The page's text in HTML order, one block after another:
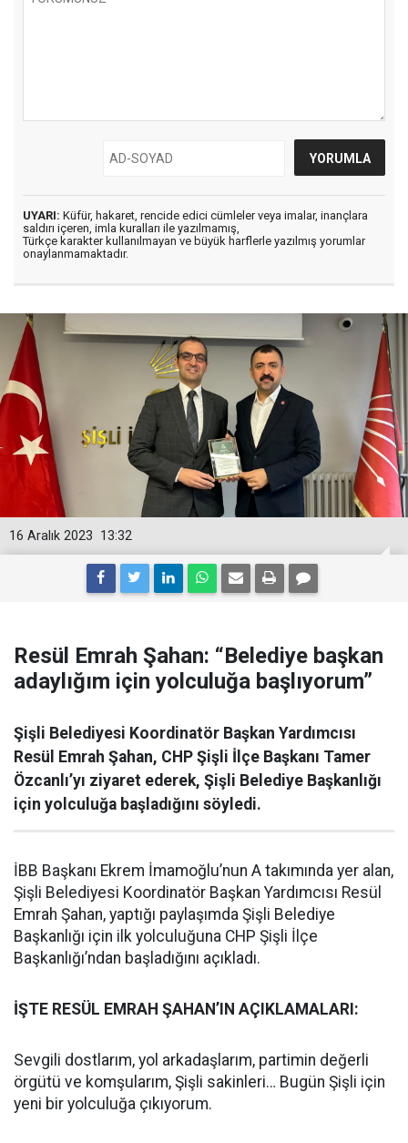
UYARI: Küfür, hakaret, rencide edici cümleler veya imalar, inançlara
saldırı içeren, imla kuralları ile yazılmamış,
Türkçe karakter kullanılmayan ve büyük harflerle yazılmış yorumlar
onaylanmamaktadır.
13:32
16 Aralık 2023
Resül Emrah Şahan: “Belediye başkan
adaylığım için yolculuğa başlıyorum”
Şişli Belediyesi Koordinatör Başkan Yardımcısı
Resül Emrah Şahan, CHP Şişli İlçe Başkanı Tamer
Özcanlı’yı ziyaret ederek, Şişli Belediye Başkanlığı
için yolculuğa başladığını söyledi.
İBB Başkanı Ekrem İmamoğlu’nun A takımında yer alan,
Şişli Belediyesi Koordinatör Başkan Yardımcısı Resül
Emrah Şahan, yaptığı paylaşımda Şişli Belediye
Başkanlığı için ilk yolculuğuna CHP Şişli İlçe
Başkanlığı’ndan başladığını açıkladı.
İŞTE RESÜL EMRAH ŞAHAN’IN AÇIKLAMALARI:
Sevgili dostlarım, yol arkadaşlarım, partimin değerli
örgütü ve komşularım, Şişli sakinleri… Bugün Şişli için
yeni bir yolculuğa çıkıyorum.